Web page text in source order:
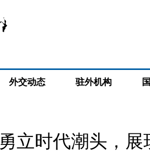
外交动态 驻外机构
勇立时代潮头，展